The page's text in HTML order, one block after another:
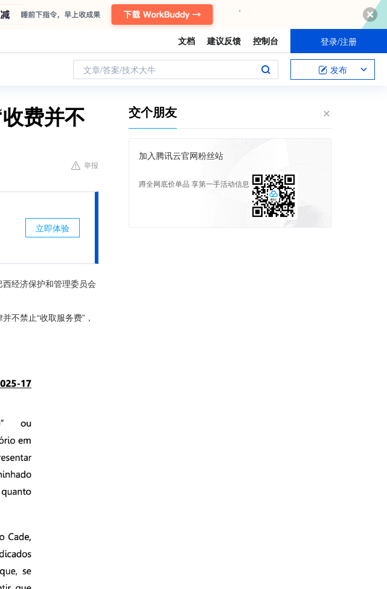
文档 建议反馈 控制台 登录/注册
文章/答案/技术大牛 发布
费并不
举报
立即体验
经济保护和管理委员会
不禁止“收取服务费”，
交个朋友
加入腾讯云官网粉丝站
蹲全网底价单品 享第一手活动信息